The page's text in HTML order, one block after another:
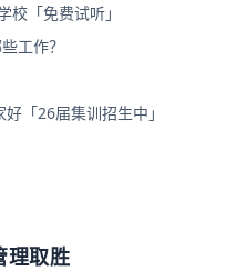
「免费试听」
工作？
「26届集训招生中」
理取胜